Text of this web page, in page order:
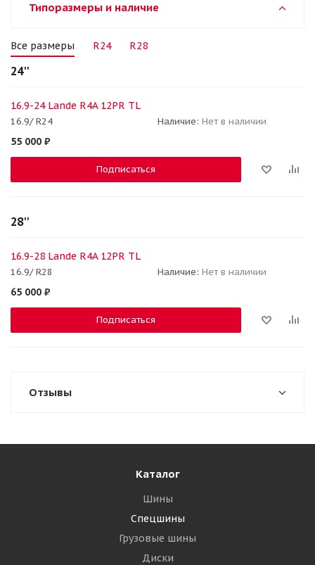
Типоразмеры и наличие
Все размеры R24 R28
24''
16.9-24 Lande R4A 12PR TL
16.9/ R24 Наличие: Нет в наличии
55 000 ₽
Подписаться
28''
16.9-28 Lande R4A 12PR TL
16.9/ R28 Наличие: Нет в наличии
65 000 ₽
Подписаться
Отзывы
Каталог
Шины
Спецшины
Грузовые шины
Диски